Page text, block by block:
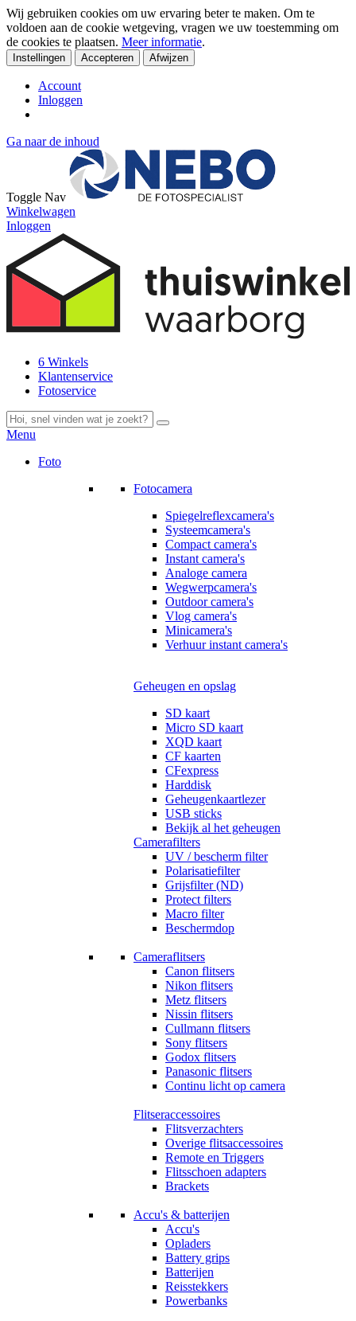
Wij gebruiken cookies om uw ervaring beter te maken. Om te
voldoen aan de cookie wetgeving, vragen we uw toestemming om
de cookies te plaatsen. Meer informatie.
Instellingen Accepteren Afwijzen
Account
Inloggen
Ga naar de inhoud
Toggle Nav
Winkelwagen
Inloggen
6 Winkels
Klantenservice
Fotoservice
Menu
Foto
Fotocamera
Spiegelreflexcamera's
Systeemcamera's
Compact camera's
Instant camera's
Analoge camera
Wegwerpcamera's
Outdoor camera's
Vlog camera's
Minicamera's
Verhuur instant camera's
Geheugen en opslag
SD kaart
Micro SD kaart
XQD kaart
CF kaarten
CFexpress
Harddisk
Geheugenkaartlezer
USB sticks
Bekijk al het geheugen
Camerafilters
UV / bescherm filter
Polarisatiefilter
Grijsfilter (ND)
Protect filters
Macro filter
Beschermdop
Cameraflitsers
Canon flitsers
Nikon flitsers
Metz flitsers
Nissin flitsers
Cullmann flitsers
Sony flitsers
Godox flitsers
Panasonic flitsers
Continu licht op camera
Flitseraccessoires
Flitsverzachters
Overige flitsaccessoires
Remote en Triggers
Flitsschoen adapters
Brackets
Accu's & batterijen
Accu's
Opladers
Battery grips
Batterijen
Reisstekkers
Powerbanks